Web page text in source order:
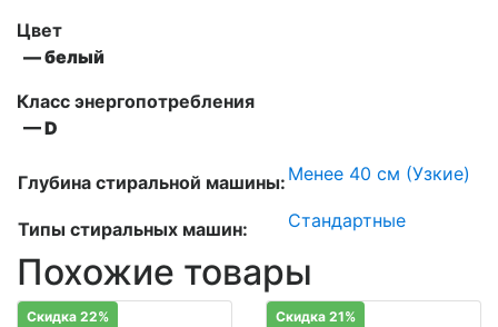
Цвет
— белый
Класс энергопотребления
— D
Глубина стиральной машины: Менее 40 см (Узкие)
Типы стиральных машин: Стандартные
Похожие товары
Скидка 22% Скидка 21%